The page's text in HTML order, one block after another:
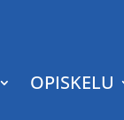
OPISKELU